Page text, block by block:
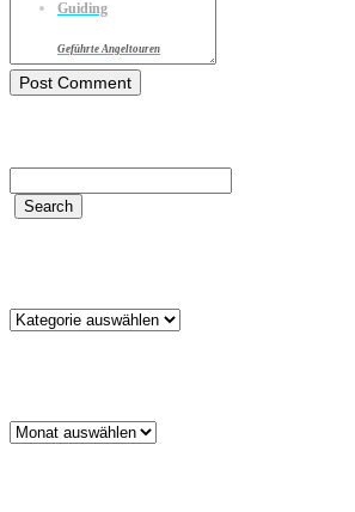
Guiding
Geführte Angeltouren
Kategorien
Archiv